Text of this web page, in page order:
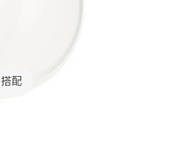
搭配